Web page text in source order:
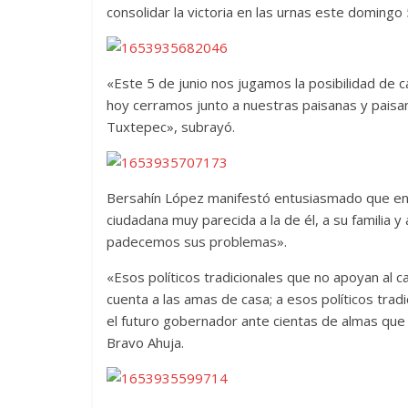
consolidar la victoria en las urnas este domingo
«Este 5 de junio nos jugamos la posibilidad de
hoy cerramos junto a nuestras paisanas y
Tuxtepec», subrayó.
Bersahín López manifestó entusiasmado que
ciudadana muy parecida a la de él, a su familia
padecemos sus problemas».
«Esos políticos tradicionales que no apoyan al
cuenta a las amas de casa; a esos políticos
el futuro gobernador ante cientas de almas
Bravo Ahuja.